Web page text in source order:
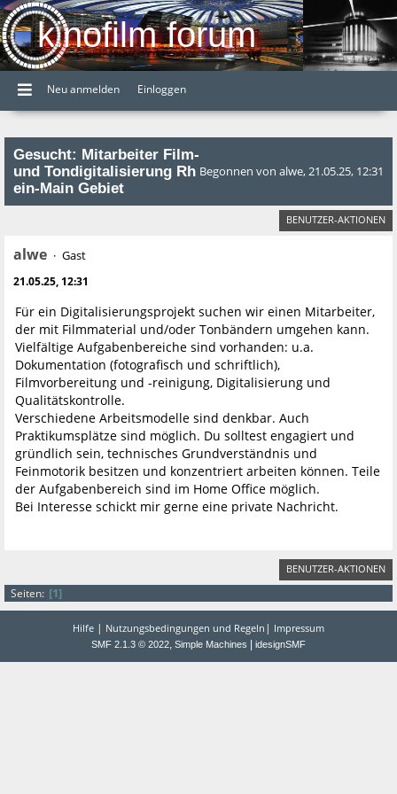
kinofilm forum
Neu anmelden Einloggen
Gesucht: Mitarbeiter Film-
und Tondigitalisierung Rh
ein-Main Gebiet
Begonnen von alwe, 21.05.25, 12:31
BENUTZER-AKTIONEN
alwe Gast
21.05.25, 12:31
Für ein Digitalisierungsprojekt suchen wir einen Mitarbeiter,
der mit Filmmaterial und/oder Tonbändern umgehen kann.
Vielfältige Aufgabenbereiche sind vorhanden: u.a.
Dokumentation (fotografisch und schriftlich),
Filmvorbereitung und -reinigung, Digitalisierung und
Qualitätskontrolle.
Verschiedene Arbeitsmodelle sind denkbar. Auch
Praktikumsplätze sind möglich. Du solltest engagiert und
gründlich sein, technisches Grundverständnis und
Feinmotorik besitzen und konzentriert arbeiten können. Teile
der Aufgabenbereich sind im Home Office möglich.
Bei Interesse schickt mir gerne eine private Nachricht.
BENUTZER-AKTIONEN
Seiten 1
Hilfe | Nutzungsbedingungen und Regeln | Impressum
SMF 2.1.3 © 2022, Simple Machines idesignSMF